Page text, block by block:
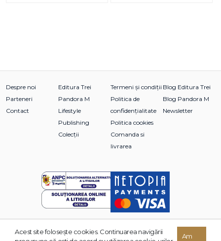
Despre noi
Parteneri
Contact
Editura Trei
Pandora M
Lifestyle
Publishing
Colecții
Termeni și condiții
Politica de
confidențialitate
Politica cookies
Comanda si
livrarea
Blog Editura Trei
Blog Pandora M
Newsletter
© 2026 Grupul Editorial TREI. Toate drepturile rezervate.
Acest site foloseşte cookies. Continuarea navigării
Am